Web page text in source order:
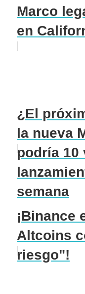
Marco
en
¿El
la nueva
podría 10
semana
¡Binance
Altcoins
riesgo"!